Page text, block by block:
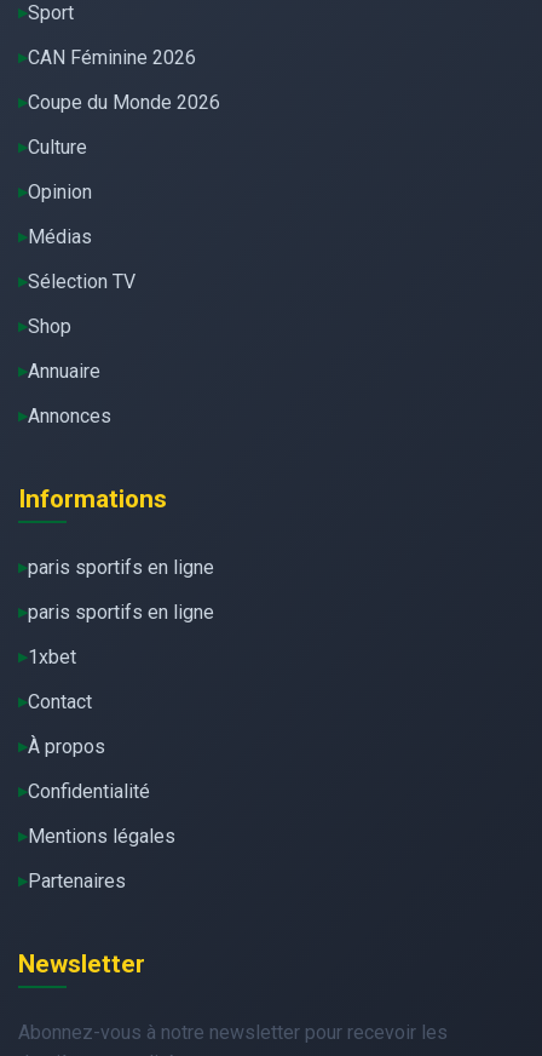
Sport
CAN Féminine 2026
Coupe du Monde 2026
Culture
Opinion
Médias
Sélection TV
Shop
Annuaire
Annonces
Informations
paris sportifs en ligne
paris sportifs en ligne
1xbet
Contact
À propos
Confidentialité
Mentions légales
Partenaires
Newsletter
Abonnez-vous à notre newsletter pour recevoir les